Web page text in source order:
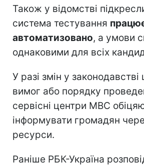
Також у відомстві
система тестування
автоматизовано, а умови
однаковими для всіх
У разі змін у
вимог або порядку
сервісні центри МВС
інформувати громадян
ресурси.
Раніше РБК-Україна